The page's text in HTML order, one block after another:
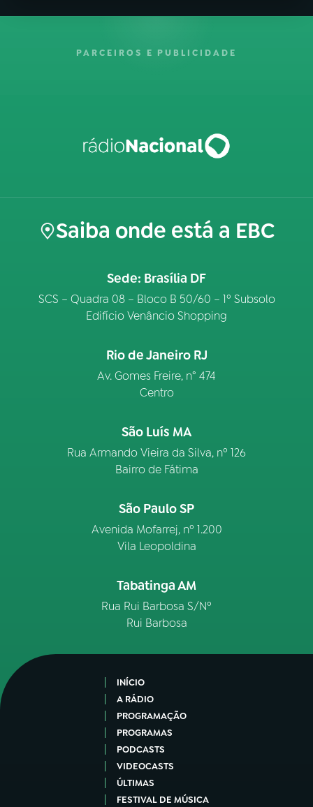
PARCEIROS E PUBLICIDADE
Saiba onde está a EBC
Sede: Brasília DF
SCS – Quadra 08 – Bloco B 50/60 – 1º Subsolo
Edifício Venâncio Shopping
Rio de Janeiro RJ
Av. Gomes Freire, n° 474
Centro
São Luís MA
Rua Armando Vieira da Silva, nº 126
Bairro de Fátima
São Paulo SP
Avenida Mofarrej, nº 1.200
Vila Leopoldina
Tabatinga AM
Rua Rui Barbosa S/Nº
Rui Barbosa
INÍCIO
A RÁDIO
PROGRAMAÇÃO
PROGRAMAS
PODCASTS
VIDEOCASTS
ÚLTIMAS
FESTIVAL DE MÚSICA